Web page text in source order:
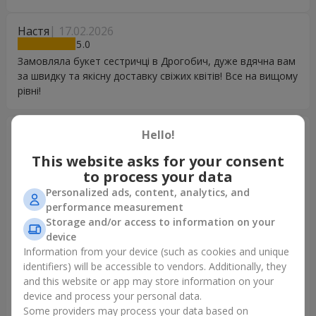
Настя 17.02.2026
5
Замовляла букет сестричці в Дрогобич, дуже вдячна вам
за швидку та якісну доставку свіжих квітів! Все на вищому
рівні!
Хочу подякувати. Щиро, від серця. Спочатку відмічу, що
при замовленні мені до букету запропонували торт,
вино, шари, листівку, те що не було на сайті. Дякую, це
дійсно важливо та приємно, тому що корзина з чимось
іноді забагато, а торт чи вино дуже доречні. Далі мене
дуже вразило, що кожний крок супроводжується,
узгоджується та підтримується (смс, дзвінок, додаток).
Мій отримувач не виходив на зв'язок, мені
запропонували перенести доставку, або повернути
гроші. І нарешті вручення. Отримувач була дуже
задоволена і вітанням, і відношенням. Дуже святково і
Hello!
This website asks for your consent
to process your data
Personalized ads, content, analytics, and
performance measurement
Storage and/or access to information on your
device
Information from your device (such as cookies and unique
identifiers) will be accessible to vendors. Additionally, they
and this website or app may store information on your
device and process your personal data.
Some providers may process your data based on